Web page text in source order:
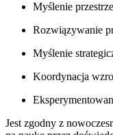
Myślenie
Rozwiązywanie
Myślenie
Koordynacja
Jest zgodny z